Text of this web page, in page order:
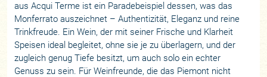
aus Acqui Terme ist ein Paradebeispiel dessen, was das
Monferrato auszeichnet – Authentizität, Eleganz und reine
Trinkfreude. Ein Wein, der mit seiner Frische und Klarheit
Speisen ideal begleitet, ohne sie je zu überlagern, und der
zugleich genug Tiefe besitzt, um auch solo ein echter
Genuss zu sein. Für Weinfreunde, die das Piemont nicht